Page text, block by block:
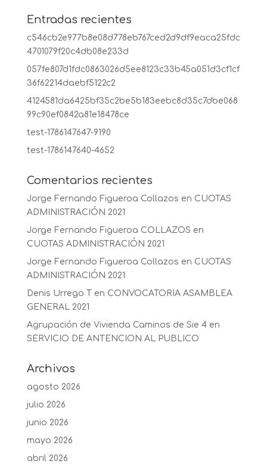
Entradas recientes
c546cb2e977b8e08d778eb767ced2d9df9eaca25fdc
4701079f20c4db08e233d
057fe807d1fdc0863026d5ee8123c33b45a051d3cf1cf
36f62214daebf5122c2
4124581da6425bf35c2be5b183eebc8d35c7dbe068
99c90ef0842a81e18478ce
test-1786147647-9190
test-1786147640-4652
Comentarios recientes
Jorge Fernando Figueroa Collazos en CUOTAS
ADMINISTRACIÓN 2021
Jorge Fernando Figueroa COLLAZOS en
CUOTAS ADMINISTRACIÓN 2021
Jorge Fernando Figueroa Collazos en CUOTAS
ADMINISTRACIÓN 2021
Denis Urrego T
en CONVOCATORIA ASAMBLEA
GENERAL 2021
Agrupación de Vivienda Caminos de Sie 4en
SERVICIO DE ANTENCION AL PUBLICO
Archivos
agosto 2026
julio 2026
junio 2026
mayo 2026
abril 2026